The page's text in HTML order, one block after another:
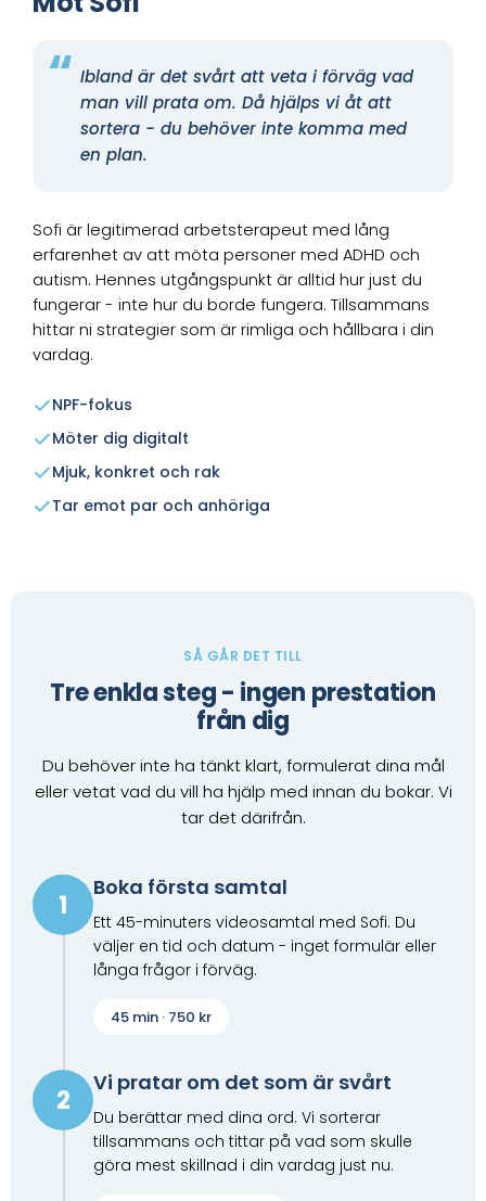
Ibland är det svårt att veta i förväg vad
man vill prata om. Då hjälps vi åt att
sortera - du behöver inte komma med
en plan.
Sofi är legitimerad arbetsterapeut med lång
erfarenhet av att möta personer med ADHD och
autism. Hennes utgångspunkt är alltid hur just du
fungerar - inte hur du borde fungera. Tillsammans
hittar ni strategier som är rimliga och hållbara i din
vardag.
NPF-fokus
Möter dig digitalt
Mjuk, konkret och rak
Tar emot par och anhöriga
SÅ GÅR DET TILL
Tre enkla steg - ingen prestation
från dig
Du behöver inte ha tänkt klart, formulerat dina mål
eller vetat vad du vill ha hjälp med innan du bokar. Vi
tar det därifrån.
1
Boka första samtal
Ett 45-minuters videosamtal med Sofi. Du
väljer en tid och datum - inget formulär eller
långa frågor i förväg.
45 min · 750 kr
2
Vi pratar om det som är svårt
Du berättar med dina ord. Vi sorterar
tillsammans och tittar på vad som skulle
göra mest skillnad i din vardag just nu.